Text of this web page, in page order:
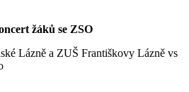
žáků se ZSO
Lázně a ZUŠ Františkovy Lázně vs